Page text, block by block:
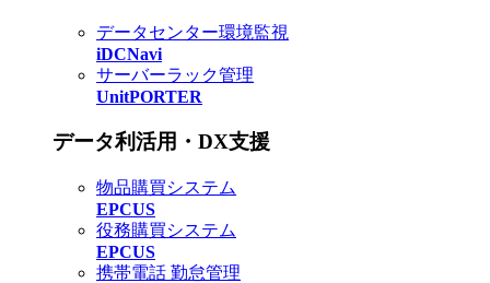
データセンター環境監視
iDCNavi
サーバーラック管理
UnitPORTER
データ利活用・DX支援
物品購買システム
EPCUS
役務購買システム
EPCUS
携帯電話 勤怠管理